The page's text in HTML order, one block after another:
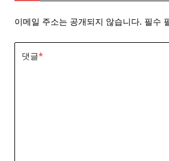
이메일 주소는 공개되지 않습니다. 필수
댓글*